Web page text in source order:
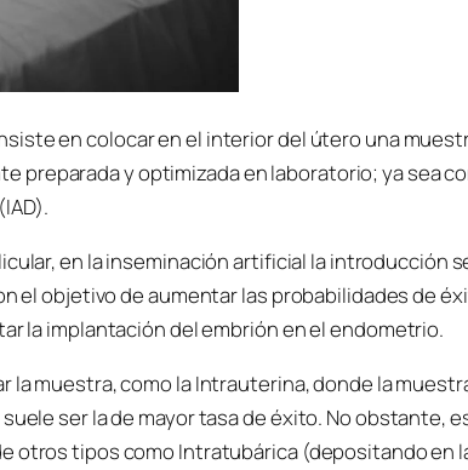
en colocar en el interior del útero una
preparada y optimizada en laboratorio; ya sea
en la inseminación artificial la introducción
el objetivo de aumentar las probabilidades de
la implantación del embrión en el endometrio.
la muestra, como la Intrauterina, donde la
ser la de mayor tasa de éxito. No obstante,
otros tipos como Intratubárica (depositando en